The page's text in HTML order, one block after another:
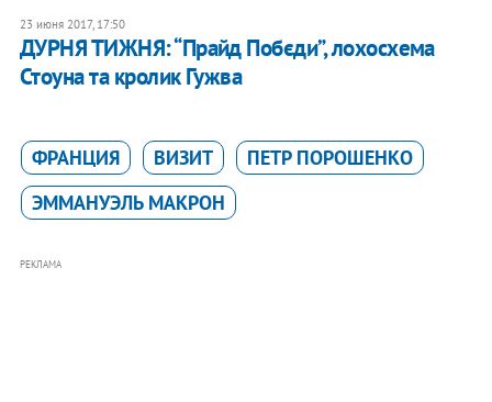
23 июня 2017, 17:50
ДУРНЯ ТИЖНЯ: “Прайд Побєди”, лохосхема
Стоуна та кролик Гужва
ФРАНЦИЯ ВИЗИТ
ПЕТР ПОРОШЕНКО
ЭММАНУЭЛЬ МАКРОН
РЕКЛАМА